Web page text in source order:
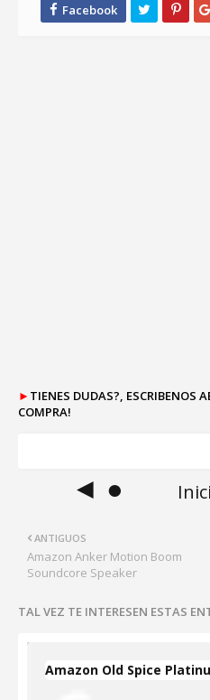
► TIENES DUDAS?, ESCRIBENOS
COMPRA!
◄ ●
ANTIGUOS
Amazon Anker Motion Boom
Soundcore Speaker
TAL VEZ TE INTERESEN ESTAS
Amazon Old Spice